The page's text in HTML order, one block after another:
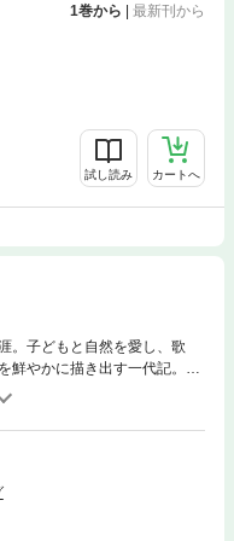
1巻から | 最新刊から
試し読み カートへ
。子どもと自然を愛し、歌
鮮やかに描き出す一代記。越
む村人たちを前に、「何もで
家した。人々のために“何かで
々の心に沁み入る説法を携え